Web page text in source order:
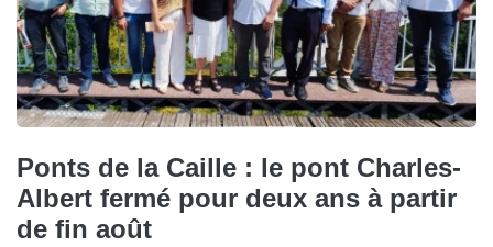
Ponts de la Caille : le pont Charles-
Albert fermé pour deux ans à partir
de fin août